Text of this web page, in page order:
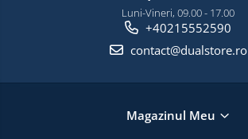
Luni-Vineri, 09.00 - 17.00
+40215552590
contact@dualstore.ro
Magazinul Meu